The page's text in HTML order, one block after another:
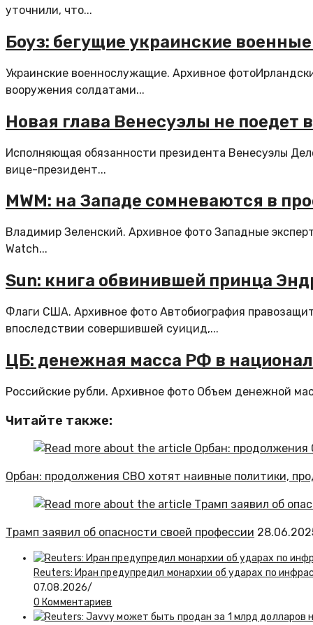
уточнили, что...
Боуз: бегущие украинские
Украинские военнослужащие. Архивное
вооружения солдатами...
Новая глава Венесуэлы не
Исполняющая обязанности президента Венесуэлы
вице-президент...
MWM: на Западе сомневаются в
Владимир Зеленский. Архивное фото Западные
Watch...
Sun: книга обвинившей принца
Флаги США. Архивное фото Автобиография
впоследствии совершившей суицид,...
ЦБ: денежная масса РФ в
Российские рубли. Архивное фото Объем денежной
Читайте также:
Орбан: продолжения СВО хотят наивные политики,
Трамп заявил об опасности своей профессии
Reuters: Иран предупредил монархии об ударах по
07.08.2026/
0 Комментариев